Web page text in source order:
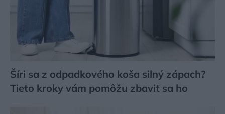
Šíri sa z odpadkového koša silný zápach?
Tieto kroky vám pomôžu zbaviť sa ho